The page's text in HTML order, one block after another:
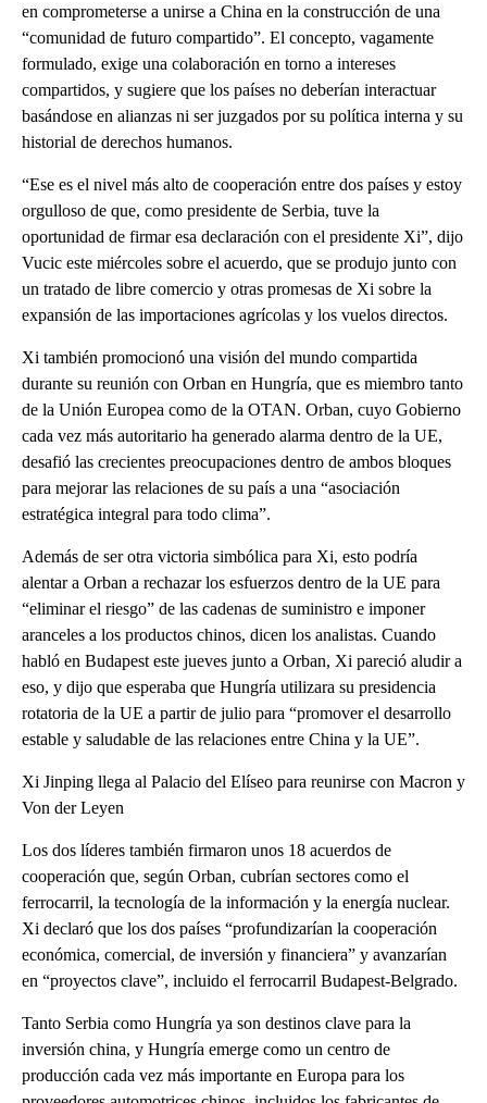
en comprometerse a unirse a China en la construcción de una
“comunidad de futuro compartido”. El concepto, vagamente
formulado, exige una colaboración en torno a intereses
compartidos, y sugiere que los países no deberían interactuar
basándose en alianzas ni ser juzgados por su política interna y su
historial de derechos humanos.
“Ese es el nivel más alto de cooperación entre dos países y estoy
orgulloso de que, como presidente de Serbia, tuve la
oportunidad de firmar esa declaración con el presidente Xi”, dijo
Vucic este miércoles sobre el acuerdo, que se produjo junto con
un tratado de libre comercio y otras promesas de Xi sobre la
expansión de las importaciones agrícolas y los vuelos directos.
Xi también promocionó una visión del mundo compartida
durante su reunión con Orban en Hungría, que es miembro tanto
de la Unión Europea como de la OTAN. Orban, cuyo Gobierno
cada vez más autoritario ha generado alarma dentro de la UE,
desafió las crecientes preocupaciones dentro de ambos bloques
para mejorar las relaciones de su país a una “asociación
estratégica integral para todo clima”.
Además de ser otra victoria simbólica para Xi, esto podría
alentar a Orban a rechazar los esfuerzos dentro de la UE para
“eliminar el riesgo” de las cadenas de suministro e imponer
aranceles a los productos chinos, dicen los analistas. Cuando
habló en Budapest este jueves junto a Orban, Xi pareció aludir a
eso, y dijo que esperaba que Hungría utilizara su presidencia
rotatoria de la UE a partir de julio para “promover el desarrollo
estable y saludable de las relaciones entre China y la UE”.
Xi Jinping llega al Palacio del Elíseo para reunirse con Macron y
Von der Leyen
Los dos líderes también firmaron unos 18 acuerdos de
cooperación que, según Orban, cubrían sectores como el
ferrocarril, la tecnología de la información y la energía nuclear.
Xi declaró que los dos países “profundizarían la cooperación
económica, comercial, de inversión y financiera” y avanzarían
en “proyectos clave”, incluido el ferrocarril Budapest-Belgrado.
Tanto Serbia como Hungría ya son destinos clave para la
inversión china, y Hungría emerge como un centro de
producción cada vez más importante en Europa para los